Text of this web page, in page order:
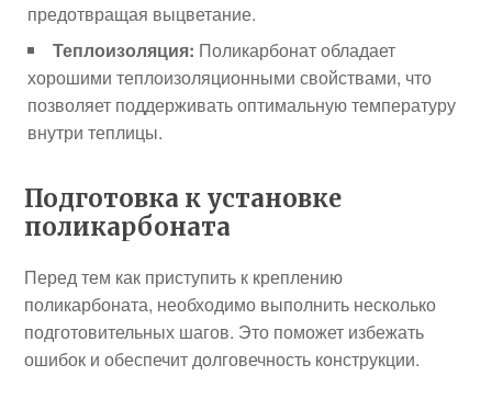
предотвращая выцветание.
Теплоизоляция: Поликарбонат обладает
хорошими теплоизоляционными свойствами, что
позволяет поддерживать оптимальную температуру
внутри теплицы.
Подготовка к установке
поликарбоната
Перед тем как приступить к креплению
поликарбоната, необходимо выполнить несколько
подготовительных шагов. Это поможет избежать
ошибок и обеспечит долговечность конструкции.